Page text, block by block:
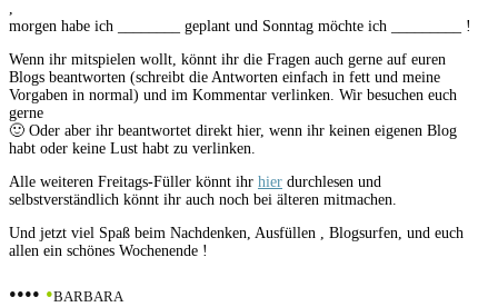
morgen habe ich ________ geplant und Sonntag möchte ich _________ !
Wenn ihr mitspielen wollt, könnt ihr die Fragen auch gerne auf euren
Blogs beantworten (schreibt die Antworten einfach in fett und meine
Vorgaben in normal) und im Kommentar verlinken. Wir besuchen euch
gerne
🙂 Oder aber ihr beantwortet direkt hier, wenn ihr keinen eigenen Blog
habt oder keine Lust habt zu verlinken.
Alle weiteren Freitags-Füller könnt ihr hier durchlesen und
selbstverständlich könnt ihr auch noch bei älteren mitmachen.
Und jetzt viel Spaß beim Nachdenken, Ausfüllen , Blogsurfen, und euch
allen ein schönes Wochenende !
•••• •BARBARA